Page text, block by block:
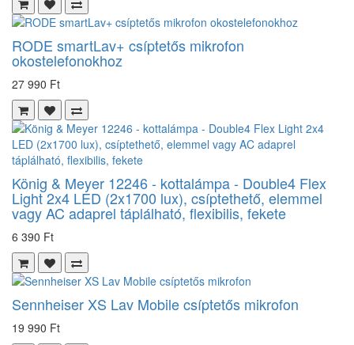
RODE smartLav+ csíptetős mikrofon
okostelefonokhoz
27 990 Ft
König & Meyer 12246 - kottalámpa - Double4 Flex
Light 2x4 LED (2x1700 lux), csíptethető, elemmel
vagy AC adaprel táplálható, flexibilis, fekete
6 390 Ft
Sennheiser XS Lav Mobile csíptetős mikrofon
19 990 Ft